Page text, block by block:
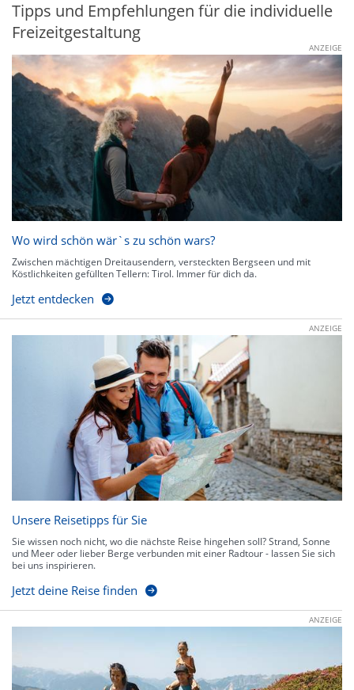
Tipps und Empfehlungen für die individuelle
Freizeitgestaltung
ANZEIGE
Wo wird schön wär`s zu schön wars?
Zwischen mächtigen Dreitausendern, versteckten Bergseen und mit
Köstlichkeiten gefüllten Tellern: Tirol. Immer für dich da.
Jetzt entdecken
ANZEIGE
Unsere Reisetipps für Sie
Sie wissen noch nicht, wo die nächste Reise hingehen soll? Strand, Sonne
und Meer oder lieber Berge verbunden mit einer Radtour - lassen Sie sich
bei uns inspirieren.
Jetzt deine Reise finden
ANZEIGE